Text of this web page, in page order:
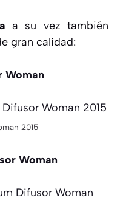
a su vez también
gran calidad:
Woman
2015
Woman